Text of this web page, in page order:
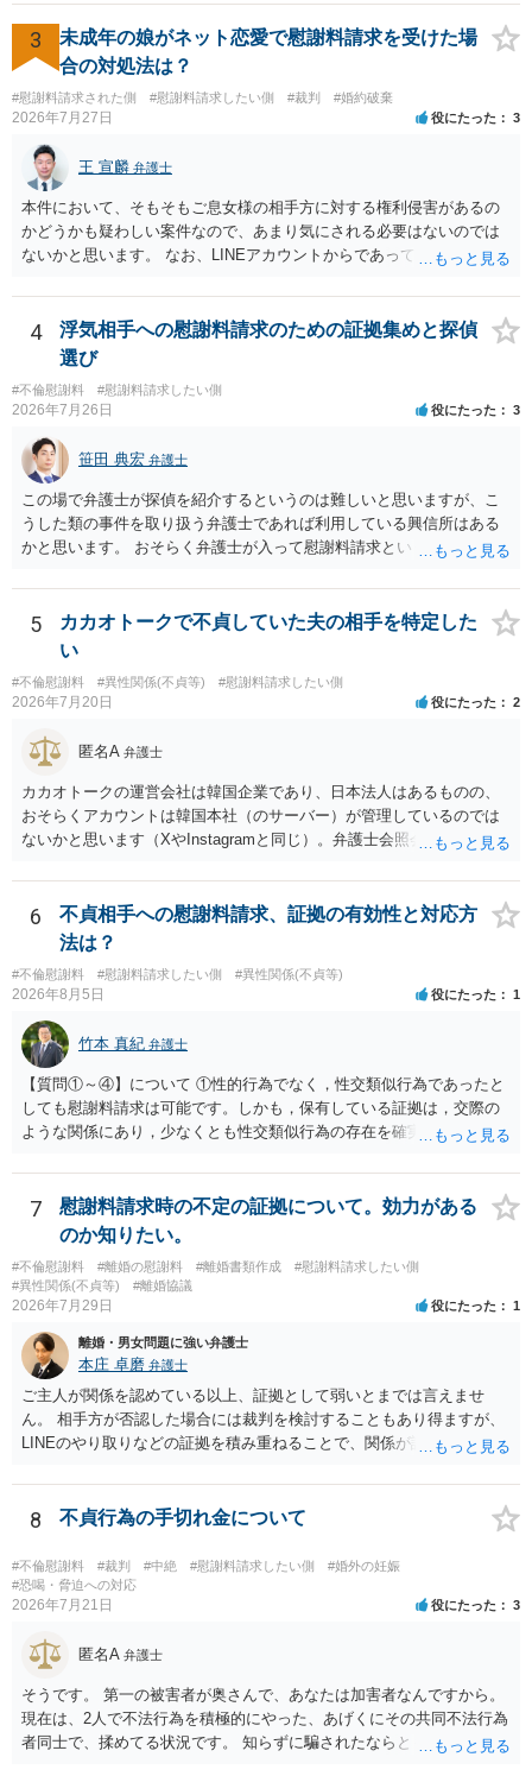
には、追加着手金や日当、実費が発生することもあります。 もっと
も、証拠が十分にあるか、相手方の住所・勤務先が分かるか、慰謝料
額、離婚の有無、交渉で終わるか訴訟まで見込むかによって、費用は
変わり得ます。依頼前に、交渉だけの場合、訴訟になった場合、回収
できなかった場合の費用を確認しておくとよいでしょう。 弁護士選び
では、不貞慰謝料案件の経験が相応にあるか、費用体系が明確か、見
通しを過度に楽観的に言い過ぎないか、質問に具体的に答えてくれる
か、連絡方法（メール、電話、弁護士直接か事務局員を介するかな
ど）や対応スピードが合うかを確認するとよいと思います。いずれに
しましても、弁護士への相談・依頼にあたっては、証拠資料、夫と相
手方の関係、相手方の氏名・住所等、夫婦関係への影響、離婚予定の
有無など事実関係をよく整理して相談されることをお勧めいたしま
す。
3
未成年の娘がネット恋愛で慰謝料請求を受けた場
合の対処法は？
#慰謝料請求された側 #慰謝料請求したい側 #裁判 #婚約破棄
2026年7月27日 役にたった 3
王 宣麟 弁護士
本件において、そもそもご息女様の相手方に対する権利侵害があるの
かどうかも疑わしい案件なので、あまり気にされる必要はないのでは
ないかと思います。 なお、LINEアカウントからであっても、そこに紐
るパターンはありえるものの、本件のような精神的損害が発生したと
明確にいえないような案件において開示がなされる可能性も低いので
はないかと推察します。
4
浮気相手への慰謝料請求のための証拠集めと探偵
選び
#不倫慰謝料 #慰謝料請求したい側
2026年7月26日 役にたった 3
笹田 典宏 弁護士
この場で弁護士が探偵を紹介するというのは難しいと思いますが、こ
うした類の事件を取り扱う弁護士であれば利用している興信所はある
かと思います。 おそらく弁護士が入って慰謝料請求という流れになる
めします。
5
カカオトークで不貞していた夫の相手を特定した
い
#不倫慰謝料 #異性関係(不貞等) #慰謝料請求したい側
2026年7月20日 役にたった 2
匿名A 弁護士
カカオトークの運営会社は韓国企業であり、日本法人はあるものの、
おそらくアカウントは韓国本社（のサーバー）が管理しているのでは
ないかと思います（XやInstagramと同じ）。弁護士会照会は日本法に
対する照会は基本的にできないと解されています（弁護士会によって
は例外的に認める扱いもありますが、かなり限定されているので一般
的ではないでしょう）。もし韓国本社がアカウント管理をしているな
ら、日本法人へ送っても「ウチでは管理していない」という回答にな
ります。 個人で直接他人のID情報の開示を求めても拒否されるでしょ
う。
6
不貞相手への慰謝料請求、証拠の有効性と対応方
法は？
#不倫慰謝料 #慰謝料請求したい側 #異性関係(不貞等)
2026年8月5日 役にたった 1
竹本 真紀 弁護士
【質問①～④】について ①性的行為でなく，性交類似行為であったと
しても慰謝料請求は可能です。しかも，保有している証拠は，交際の
ような関係にあり，少なくとも性交類似行為の存在を確実に証明でき
ことを窺わせるものです。）。ですから，慰謝料請求を進めることで
よいと思います。 ただ．慰謝料額については，婚姻破綻に至っていな
いとして，この点を考慮されることになるかもしれません。 ②夫との
今後のことを考えて書いてもらうか否かを検討するのがよいと思いま
す。今ある証拠以上のことを証明（証明力を強めることも含む）でき
るのであれば，前向きに検討を進めるという考え方でもよいでしょ
値と夫との関係との均衡のように思います。 ③行政書士に委任をして
いるのであれば，どのような内容の委任なのか不明ですが，その行政
書士との協議になると思います。請求するか，訴訟にするか，その点
の見極めや，相手方は性交類似行為は認めているのか，それさえも否
定しているのかによって，考え方・進め方は変わってくると思いま
あれば，本人（行政書士でも同じだと思います。）への対応ではあま
り変わらないように思います。減額で折り合えるなら本人様の交渉で
もよいように思いますが，ゼロかどうかの観点であれば，訴訟に進む
しかなくなるようにも思います。そうしますと，お近くの弁護士に相
談して進めることを検討した方がよいようにも思います。
7
慰謝料請求時の不定の証拠について。効力がある
のか知りたい。
#不倫慰謝料 #離婚の慰謝料 #離婚書類作成
#慰謝料請求したい側
#異性関係(不貞等)
#離婚協議
2026年7月29日 役にたった 1
離婚・男女問題に強い弁護士
本庄 卓磨 弁護士
ご主人が関係を認めている以上、証拠として弱いとまでは言えませ
ん。 相手方が否認した場合には裁判を検討することもあり得ますが、
LINEのやり取りなどの証拠を積み重ねることで、関係が認定される余
個別の事情によりますので、お早めに弁護士に相談されることをおす
すめします。
8 不貞行為の手切れ金について
#不倫慰謝料 #裁判 #中絶 #慰謝料請求したい側
#婚外の妊娠
#恐喝・脅迫への対応
2026年7月21日 役にたった 3
匿名A 弁護士
そうです。 第一の被害者が奥さんで、あなたは加害者なんですから。
現在は、2人で不法行為を積極的にやった、あげくにその共同不法行為
者同士で、揉めてる状況です。 知らずに騙されたならともか